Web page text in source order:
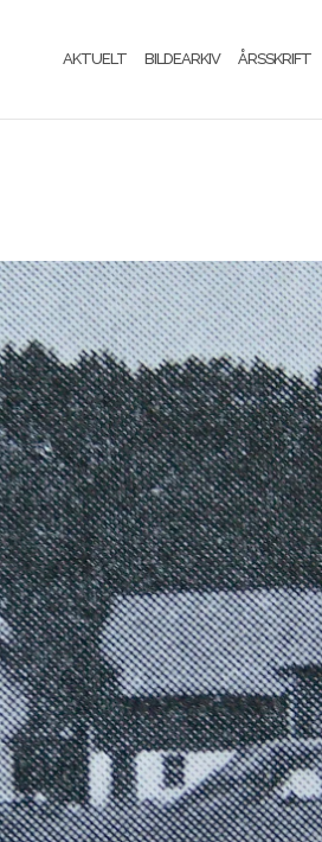
AKTUELT BILDEARKIV ÅRSSKRIFT